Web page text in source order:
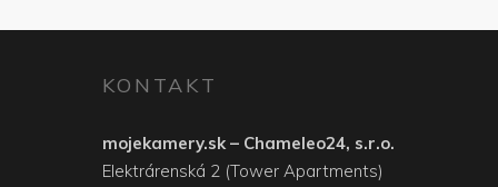
KONTAKT
mojekamery.sk – Chameleo24, s.r.o.
Elektrárenská 2 (Tower Apartments)